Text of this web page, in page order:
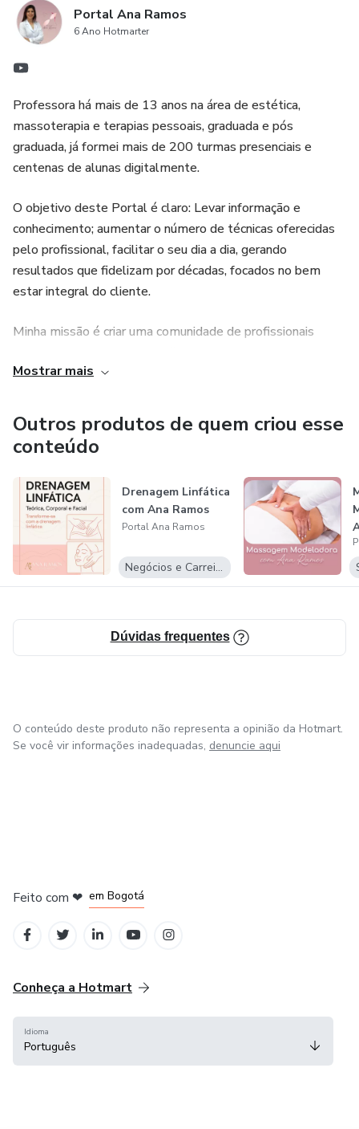
Portal Ana Ramos
6 Ano Hotmarter
Professora há mais de 13 anos na área de estética,
massoterapia e terapias pessoais, graduada e pós
graduada, já formei mais de 200 turmas presenciais e
centenas de alunas digitalmente.
O objetivo deste Portal é claro: Levar informação e
conhecimento; aumentar o número de técnicas oferecidas
pelo profissional, facilitar o seu dia a dia, gerando
resultados que fidelizam por décadas, focados no bem
estar integral do cliente.
Minha missão é criar uma comunidade de profissionais
naturais, que mesmo trazendo resultados incríveis, são
focadas em aparelhos e técnicas invasivos, químicos que
prometem resultados rápidos ou imediatos.
O Portal Ana Ramos irá promover e divulgar conhecimento
técnico de forma descomplicada conforme dizem as
alunas, e além disso vou compartilhar com você
conhecimentos que milhares de alunas disseram que nunca
ouviram falar, bons estudos!
Mostrar mais
Outros produtos de quem criou esse
conteúdo
Drenagem Linfática
com Ana Ramos
Portal Ana Ramos
Negócios e Carreira
Dúvidas frequentes
O conteúdo deste produto não representa a opinião da Hotmart.
Se você vir informações inadequadas, denuncie aqui
Feito com ❤ em Bogotá
Conheça a Hotmart
Idioma
Português